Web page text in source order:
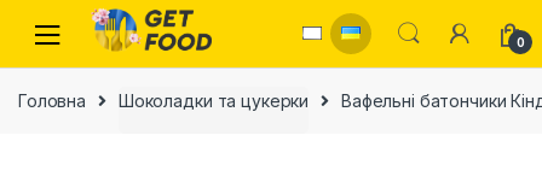
Skip to navigation
Skip to content
0
Головна Шоколадки та цукерки Вафельні батончики